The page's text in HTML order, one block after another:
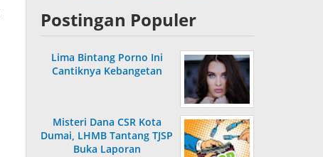
Postingan Populer
Lima Bintang Porno Ini
Cantiknya Kebangetan
Misteri Dana CSR Kota
Dumai, LHMB Tantang TJSP
Buka Laporan